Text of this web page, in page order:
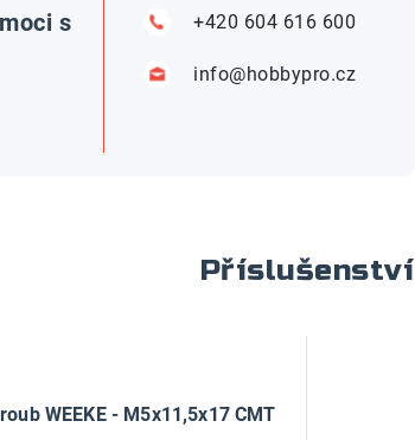
s
+420 604 616 600
info@hobbypro.cz
Příslušenství
WEEKE - M5x11,5x17 CMT